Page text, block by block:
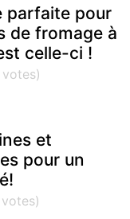
parfaite pour
de fromage à
celle-ci !
et
pour un